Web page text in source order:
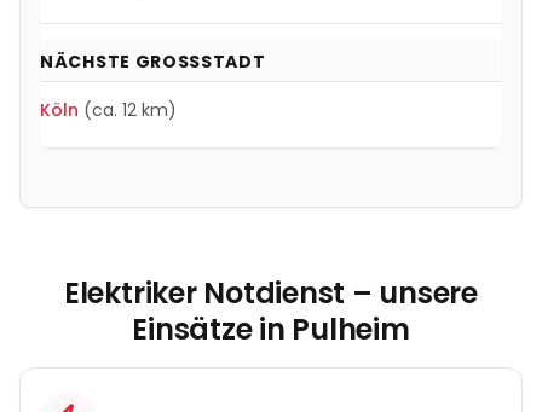
NÄCHSTE GROSSSTADT
Köln (ca. 12 km)
Elektriker Notdienst – unsere
Einsätze in Pulheim